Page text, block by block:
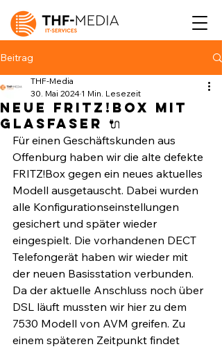
Beitrag
Neue FRITZ!Box mit
Glasfaser 🔌
THF-Media
30. Mai 2024 1 Min. Lesezeit
Für einen Geschäftskunden aus
Offenburg haben wir die alte defekte
FRITZ!Box gegen ein neues aktuelles
Modell ausgetauscht. Dabei wurden
alle Konfigurationseinstellungen
gesichert und später wieder
eingespielt. Die vorhandenen DECT
Telefongerät haben wir wieder mit
der neuen Basisstation verbunden.
Da der aktuelle Anschluss noch über
DSL läuft mussten wir hier zu dem
7530 Modell von AVM greifen. Zu
einem späteren Zeitpunkt findet